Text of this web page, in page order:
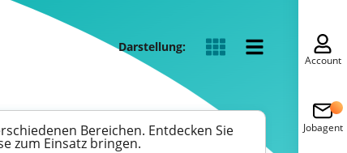
Darstellung:
Bereichen. Entdecken Sie
zum Einsatz bringen.
Account
Jobagent